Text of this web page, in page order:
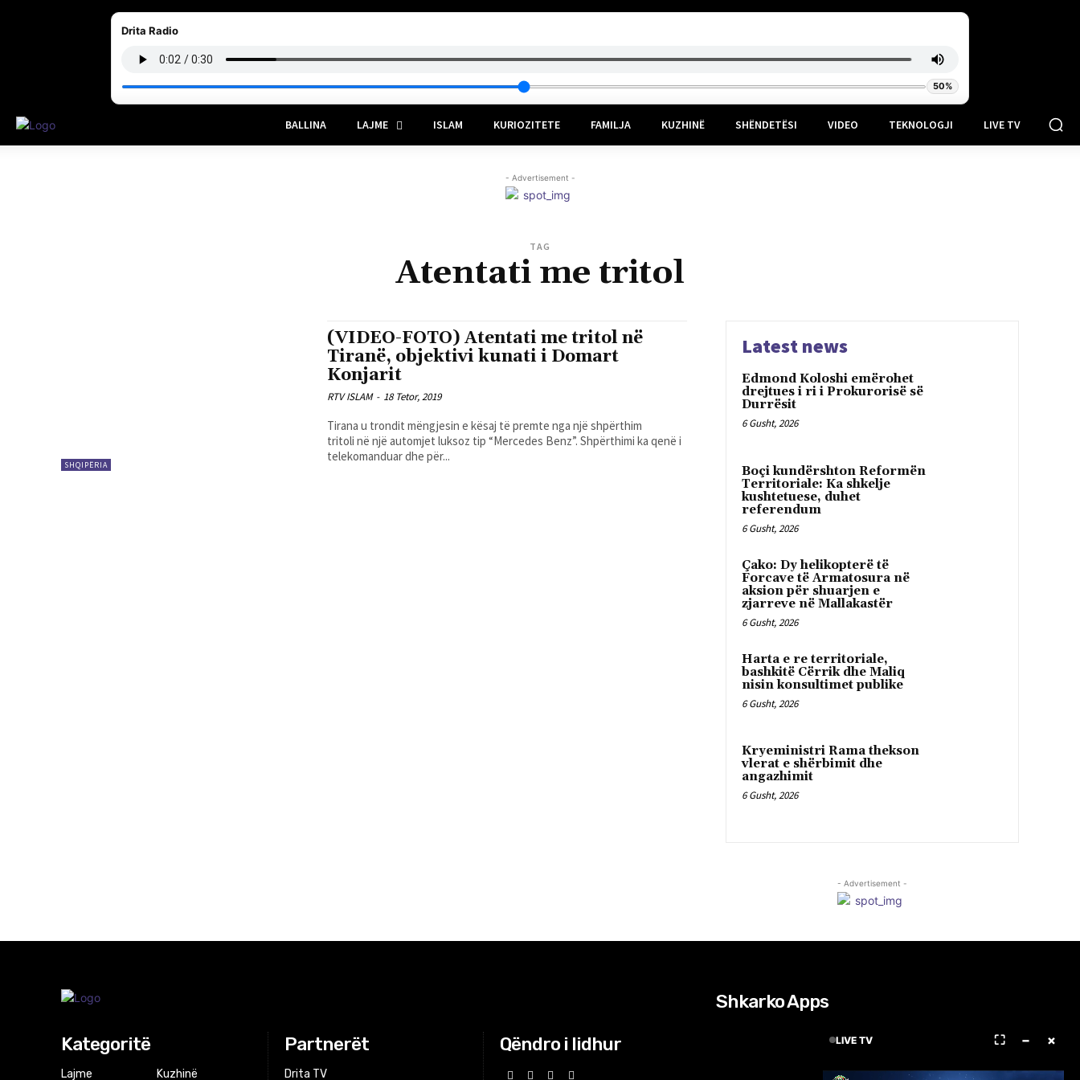
Drita Radio
50%
BALLINA LAJME ISLAM KURIOZITETE FAMILJA KUZHINË SHËNDETËSI VIDEO TEKNOLOGJI LIVE TV
- Advertisement -
TAG
Atentati me tritol
SHQIPËRIA
(VIDEO-FOTO) Atentati me tritol në
Tiranë, objektivi kunati i Domart
Konjarit
RTV ISLAM - 18 Tetor, 2019
Tirana u trondit mëngjesin e kësaj të premte nga një shpërthim
tritoli në një automjet luksoz tip “Mercedes Benz”. Shpërthimi ka qenë i
telekomanduar dhe për...
Latest news
Edmond Koloshi emërohet
drejtues i ri i Prokurorisë së
Durrësit
6 Gusht, 2026
Boçi kundërshton Reformën
Territoriale: Ka shkelje
kushtetuese, duhet
referendum
6 Gusht, 2026
Çako: Dy helikopterë të
Forcave të Armatosura në
aksion për shuarjen e
zjarreve në Mallakastër
6 Gusht, 2026
Harta e re territoriale,
bashkitë Cërrik dhe Maliq
nisin konsultimet publike
6 Gusht, 2026
Kryeministri Rama thekson
vlerat e shërbimit dhe
angazhimit
6 Gusht, 2026
- Advertisement -
Kategoritë
Lajme Kuzhinë
Partnerët
Drita TV
Qëndro i lidhur
Shkarko Apps
LIVE TV ⛶ − ×